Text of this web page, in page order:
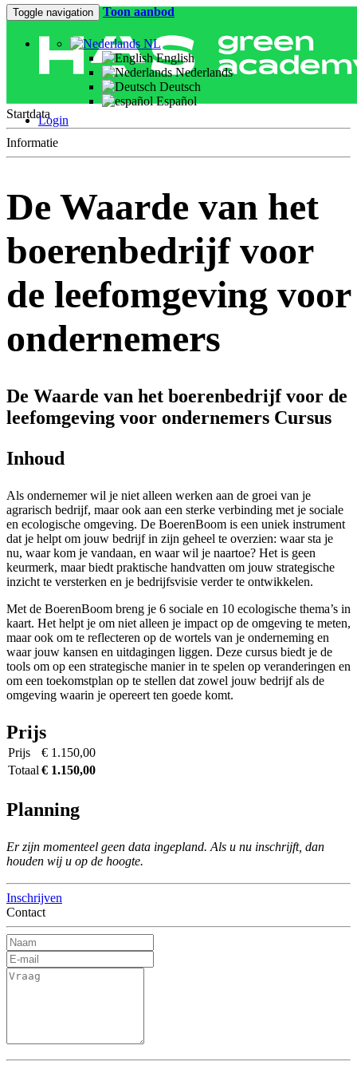
Toggle navigation Toon aanbod
NL
English
Nederlands
Deutsch
Español
Login
Startdata
Informatie
De Waarde van het
boerenbedrijf voor
de leefomgeving voor
ondernemers
De Waarde van het boerenbedrijf voor de
leefomgeving voor ondernemers Cursus
Inhoud
Als ondernemer wil je niet alleen werken aan de groei van je
agrarisch bedrijf, maar ook aan een sterke verbinding met je sociale
en ecologische omgeving. De BoerenBoom is een uniek instrument
dat je helpt om jouw bedrijf in zijn geheel te overzien: waar sta je
nu, waar kom je vandaan, en waar wil je naartoe? Het is geen
keurmerk, maar biedt praktische handvatten om jouw strategische
inzicht te versterken en je bedrijfsvisie verder te ontwikkelen.
Met de BoerenBoom breng je 6 sociale en 10 ecologische thema’s in
kaart. Het helpt je om niet alleen je impact op de omgeving te meten,
maar ook om te reflecteren op de wortels van je onderneming en
waar jouw kansen en uitdagingen liggen. Deze cursus biedt je de
tools om op een strategische manier in te spelen op veranderingen en
om een toekomstplan op te stellen dat zowel jouw bedrijf als de
omgeving waarin je opereert ten goede komt.
Prijs
Prijs
€ 1.150,00
Totaal € 1.150,00
Planning
Er zijn momenteel geen data ingepland. Als u nu inschrijft, dan
houden wij u op de hoogte.
Inschrijven
Contact